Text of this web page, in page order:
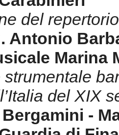
del
Antonio
Marina
strumentale
del XIX
-